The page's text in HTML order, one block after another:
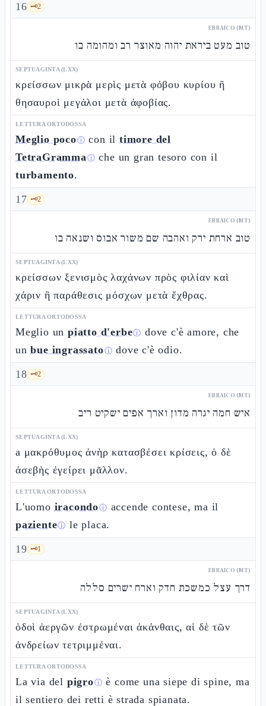
16 🗝️2
EBRAICO (MT)
טוב מעט ביראת יהוה מאוצר רב ומהומה בו
SEPTUAGINTA (LXX)
κρείσσων μικρὰ μερὶς μετὰ φόβου κυρίου ἢ
θησαυροὶ μεγάλοι μετὰ ἀφοβίας.
LETTURA ORTODOSSA
Meglio pocoⓘ con iltimore del
TetraGrammaⓘ che un gran tesoro con il
turbamento.
17 🗝️2
EBRAICO (MT)
טוב ארחת ירק ואהבה שם משור אבוס ושנאה בו
SEPTUAGINTA (LXX)
κρείσσων ξενισμὸς λαχάνων πρὸς φιλίαν καὶ
χάριν ἢ παράθεσις μόσχων μετὰ ἔχθρας.
LETTURA ORTODOSSA
Meglio un piatto d'erbeⓘ dove c'è amore, che
unbue ingrassatoⓘ dove c'è odio.
18 🗝️2
EBRAICO (MT)
איש חמה יגרה מדון וארך אפים ישקיט ריב
SEPTUAGINTA (LXX)
a μακρόθυμος ἀνὴρ κατασβέσει κρίσεις, ὁ δὲ
ἀσεβὴς ἐγείρει μᾶλλον.
LETTURA ORTODOSSA
L'uomo iracondoⓘ accende contese, ma il
pazienteⓘ le placa.
19 🗝️1
EBRAICO (MT)
דרך עצל כמשכת חדק וארח ישרים סללה
SEPTUAGINTA (LXX)
ὁδοὶ ἀεργῶν ἐστρωμέναι ἀκάνθαις, αἱ δὲ τῶν
ἀνδρείων τετριμμέναι.
LETTURA ORTODOSSA
La via del pigroⓘ è come una siepe di spine, ma
il sentiero dei retti è strada spianata.